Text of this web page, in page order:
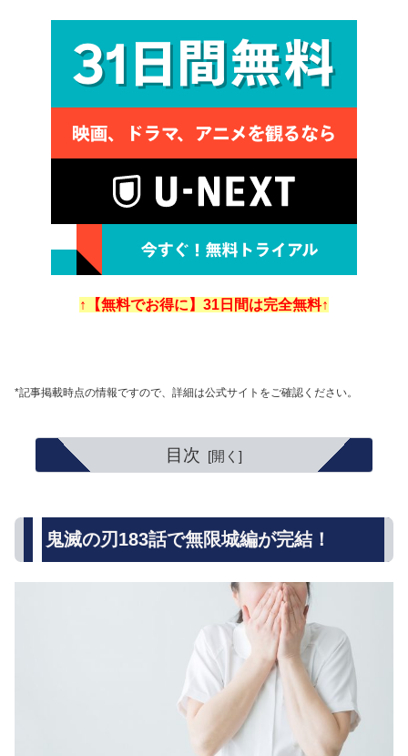
↑【無料でお得に】31日間は完全無料↑
*記事掲載時点の情報ですので、詳細は公式サイトをご確認ください。
目次
鬼滅の刃183話で無限城編が完結！